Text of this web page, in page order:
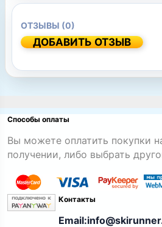
ОТЗЫВЫ (0)
ДОБАВИТЬ ОТЗЫВ
Способы оплаты
Вы можете оплатить покупки
получении, либо выбрать
Контакты